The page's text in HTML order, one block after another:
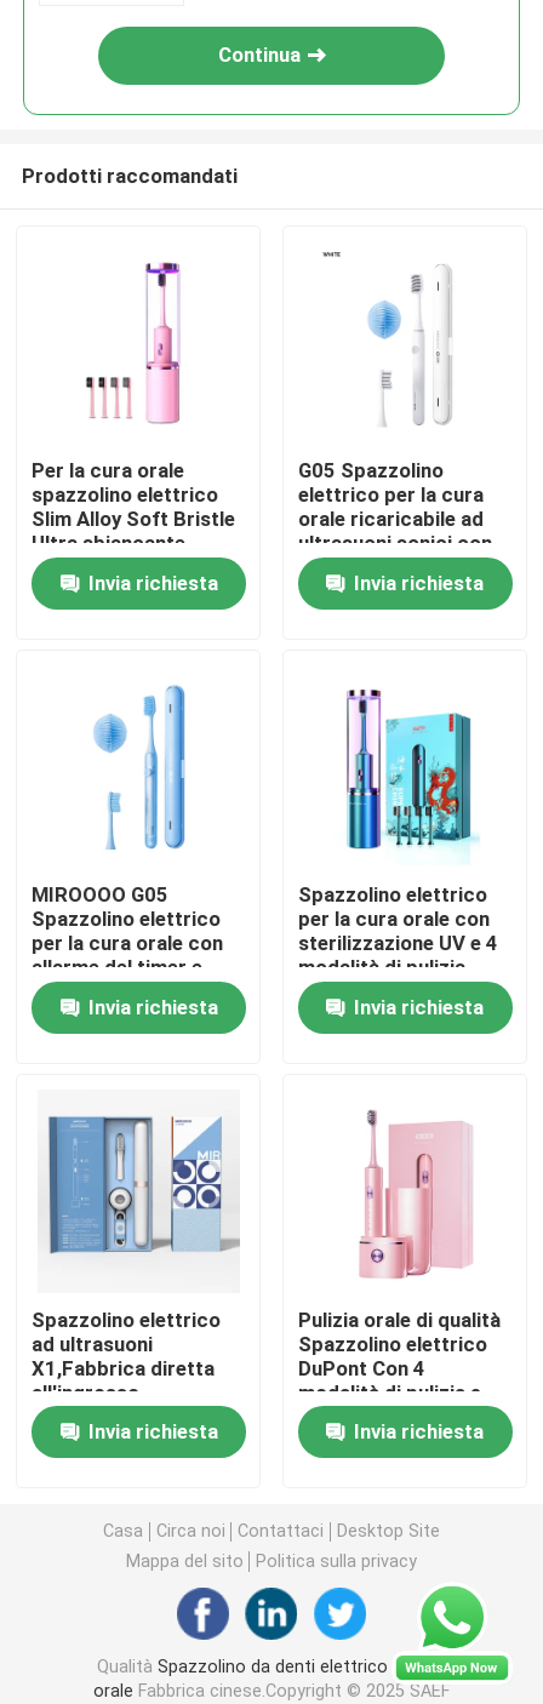
Casa.
Prodotti
Video
Visita alla fabbrica
Controllo della qualità
Contattaci
Chiedi un preventivo
Spazzolino da denti elettrico impermeabile
spazzolino da denti elettrico ricaricabile
Spazzolino da denti elettrico dei bambini
Sonic Electric Toothbrush
Spazzolino da denti elettrico astuto
Continua
Prodotti raccomandati
Per la cura orale
spazzolino elettrico
Slim Alloy Soft Bristle
Ultra sbiancante
spazzolino elettronico
Invia richiesta
G05 Spazzolino
elettrico per la cura
orale ricaricabile ad
ultrasuoni sonici con
allarme del timer
Invia richiesta
MIROOOO G05
Spazzolino elettrico
per la cura orale con
allarme del timer e
ricarica wireless
Invia richiesta
Spazzolino elettrico
per la cura orale con
sterilizzazione UV e 4
modalità di pulizia
Invia richiesta
Spazzolino elettrico
ad ultrasuoni
X1,Fabbrica diretta
all'ingrosso
Spazzolino elettrico
ricaricabile per
sbiancamento dei
Invia richiesta
Pulizia orale di qualità
Spazzolino elettrico
DuPont Con 4
modalità di pulizia e
timer intelligente
Invia richiesta
Casa Circa noi Contattaci
Desktop Site
Mappa del sito
Politica sulla privacy
Qualità Spazzolino da denti elettrico di cura
orale Fabbrica cinese.Copyright © 2025 SAEF